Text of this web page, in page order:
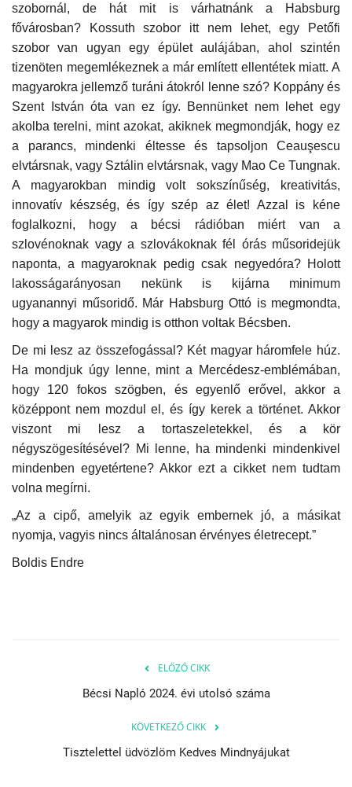
szobornál, de hát mit is várhatnánk a Habsburg
fővárosban? Kossuth szobor itt nem lehet, egy Petőfi
szobor van ugyan egy épület aulájában, ahol szintén
tizenöten megemlékeznek a már említett ellentétek miatt. A
magyarokra jellemző turáni átokról lenne szó? Koppány és
Szent István óta van ez így. Bennünket nem lehet egy
akolba terelni, mint azokat, akiknek megmondják, hogy ez
a parancs, mindenki éltesse és tapsoljon Ceauşescu
elvtársnak, vagy Sztálin elvtársnak, vagy Mao Ce Tungnak.
A magyarokban mindig volt sokszínűség, kreativitás,
innovatív készség, és így szép az élet! Azzal is kéne
foglalkozni, hogy a bécsi rádióban miért van a
szlovénoknak vagy a szlovákoknak fél órás műsoridejük
naponta, a magyaroknak pedig csak negyedóra? Holott
lakosságarányosan nekünk is kijárna minimum
ugyanannyi műsoridő. Már Habsburg Ottó is megmondta,
hogy a magyarok mindig is otthon voltak Bécsben.
De mi lesz az összefogással? Két magyar háromfele húz.
Ha mondjuk úgy lenne, mint a Mercédesz-emblémában,
hogy 120 fokos szögben, és egyenlő erővel, akkor a
középpont nem mozdul el, és így kerek a történet. Akkor
viszont mi lesz a tortaszeletekkel, és a kör
négyszögesítésével? Mi lenne, ha mindenki mindenkivel
mindenben egyetértene? Akkor ezt a cikket nem tudtam
volna megírni.
„Az a cipő, amelyik az egyik embernek jó, a másikat
nyomja, vagyis nincs általánosan érvényes életrecept.”
Boldis Endre
ELŐZŐ CIKK
Bécsi Napló 2024. évi utolsó száma
KÖVETKEZŐ CIKK
Tisztelettel üdvözlöm Kedves Mindnyájukat